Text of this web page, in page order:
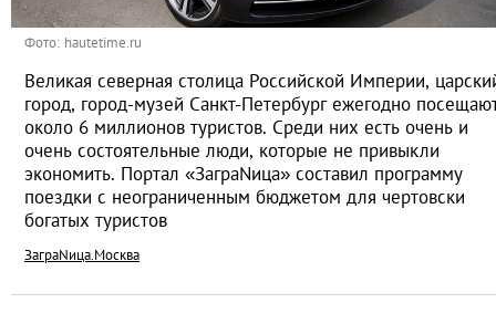
Фото: hautetime.ru
Великая северная столица Российской Империи,
город, город-музей Санкт-Петербург ежегодно
около 6 миллионов туристов. Среди них есть очень и
очень состоятельные люди, которые не привыкли
экономить. Портал «ЗаграNица» составил программу
поездки с неограниченным бюджетом для чертовски
богатых туристов
ЗаграNица.Москва